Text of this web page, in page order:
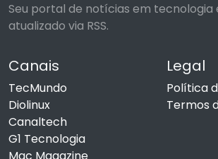
Seu portal de notícias em tecnologia
atualizado via RSS.
Canais
TecMundo
Diolinux
Canaltech
G1 Tecnologia
Legal
Política
Termos